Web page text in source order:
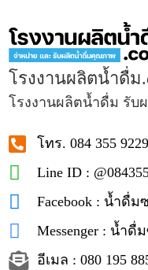
โรงงานผลิตน้ำดื่ม
โรงงานผลิตน้ำดื่ม รั
โทร. 084 355 9229
Line ID :
Facebook : น้ำดื่ม
Messenger : น้ำดื่
อีเมล : 080 195